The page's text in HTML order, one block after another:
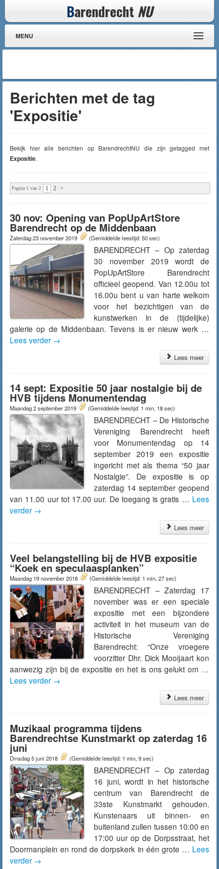
Barendrecht NU
MENU
Berichten met de tag
'Expositie'
Bekijk hier alle berichten op BarendrechtNU die zijn getagged met
Expositie.
Pagina 1 van 2 1 2 >
30 nov: Opening van PopUpArtStore
Barendrecht op de Middenbaan
Zaterdag 23 november 2019 (Gemiddelde leestijd: 50 sec)
BARENDRECHT – Op zaterdag
30 november 2019 wordt de
PopUpArtStore Barendrecht
officieel geopend. Van 12.00u tot
16.00u bent u van harte welkom
voor het bezichtigen van de
kunstwerken in de (tijdelijke)
galerie op de Middenbaan. Tevens is er nieuw werk …
Lees verder →
Lees meer
14 sept: Expositie 50 jaar nostalgie bij de
HVB tijdens Monumentendag
Maandag 2 september 2019 (Gemiddelde leestijd: 1 min, 18 sec)
BARENDRECHT – De Historische
Vereniging Barendrecht heeft
voor Monumentendag op 14
september 2019 een expositie
ingericht met als thema “50 jaar
Nostalgie”. De expositie is op
zaterdag 14 september geopend
van 11.00 uur tot 17.00 uur. De toegang is gratis … Lees
verder →
Lees meer
Veel belangstelling bij de HVB expositie
“Koek en speculaasplanken”
Maandag 19 november 2018 (Gemiddelde leestijd: 1 min, 27 sec)
BARENDRECHT – Zaterdag 17
november was er een speciale
expositie met een bijzondere
activiteit in het museum van de
Historische Vereniging
Barendrecht: “Onze vroegere
voorzitter Dhr. Dick Mooijaart kon
aanwezig zijn bij de expositie en het is ons gelukt om …
Lees verder →
Lees meer
Muzikaal programma tijdens
Barendrechtse Kunstmarkt op zaterdag 16
juni
Dinsdag 5 juni 2018 (Gemiddelde leestijd: 1 min, 9 sec)
BARENDRECHT – Op zaterdag
16 juni, wordt in het historische
centrum van Barendrecht de
33ste Kunstmarkt gehouden.
Kunstenaars uit binnen- en
buitenland zullen tussen 10:00 en
17:00 uur op de Dorpsstraat, het
Doormanplein en rond de dorpskerk in één grote … Lees
verder →